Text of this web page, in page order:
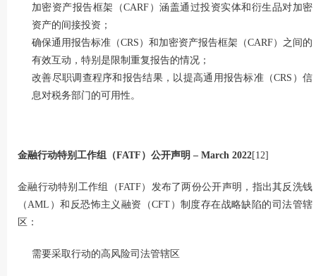
加密资产报告框架（CARF）涵盖通过投资实体和衍生品对加密
资产的间接投资；
确保通用报告标准（CRS）和加密资产报告框架（CARF）之间的
有效互动，特别是限制重复报告的情况；
改善尽职调查程序和报告结果，以提高通用报告标准（CRS）信
息对税务部门的可用性。
金融行动特别工作组（FATF ） 公开声明 – March 2022[12]
金融行动特别工作组（FATF）发布了两份公开声明，指出其反洗钱
（AML）和反恐怖主义融资（CFT）制度存在战略缺陷的司法管辖
区：
需要采取行动的高风险司法管辖区